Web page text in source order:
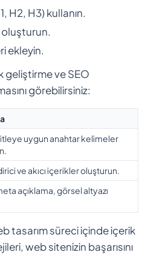
H2, H3) kullanın.
oluşturun.
ekleyin.
geliştirme ve SEO
görebilirsiniz:
uygun anahtar kelimeler
ve akıcı içerikler oluşturun.
açıklama, görsel altyazı
tasarım süreci içinde içerik
web sitenizin başarısını